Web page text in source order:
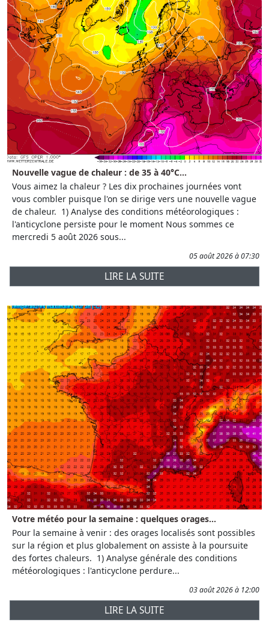
Nouvelle vague de chaleur : de 35 à 40°C...
Vous aimez la chaleur ? Les dix prochaines journées vont
vous combler puisque l'on se dirige vers une nouvelle vague
de chaleur. 1) Analyse des conditions météorologiques :
l'anticyclone persiste pour le moment Nous sommes ce
mercredi 5 août 2026 sous...
05 août 2026 à 07:30
LIRE LA SUITE
Votre météo pour la semaine : quelques orages...
Pour la semaine à venir : des orages localisés sont possibles
sur la région et plus globalement on assiste à la poursuite
des fortes chaleurs. 1) Analyse générale des conditions
météorologiques : l'anticyclone perdure...
03 août 2026 à 12:00
LIRE LA SUITE